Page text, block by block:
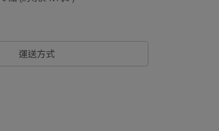
運送方式